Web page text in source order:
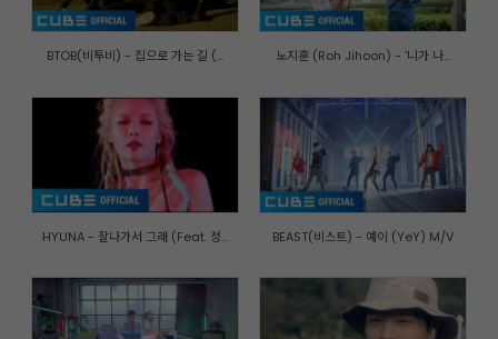
BTOB(비투비) - 집으로 가는 길 (... 노지훈 (Roh Jihoon) - '니가 나...
HYUNA - 잘나가서 그래 (Feat. 정... BEAST(비스트) - 예이 (YeY) M/V